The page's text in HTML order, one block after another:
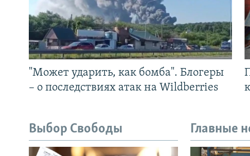
"Может ударить, как бомба". Блогеры
– о последствиях атак на Wildberries
Выбор Свободы Главные